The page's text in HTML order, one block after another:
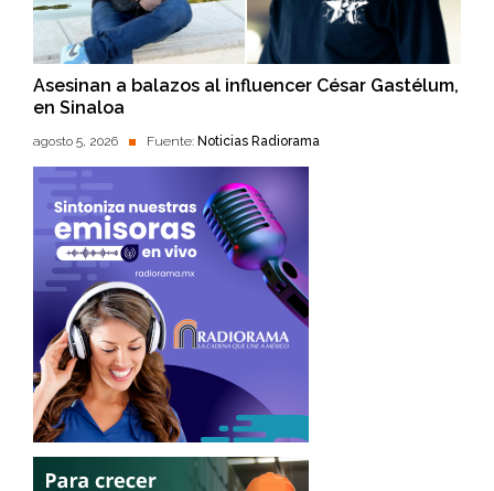
Asesinan a balazos al influencer César Gastélum,
en Sinaloa
agosto 5, 2026 Fuente: Noticias Radiorama